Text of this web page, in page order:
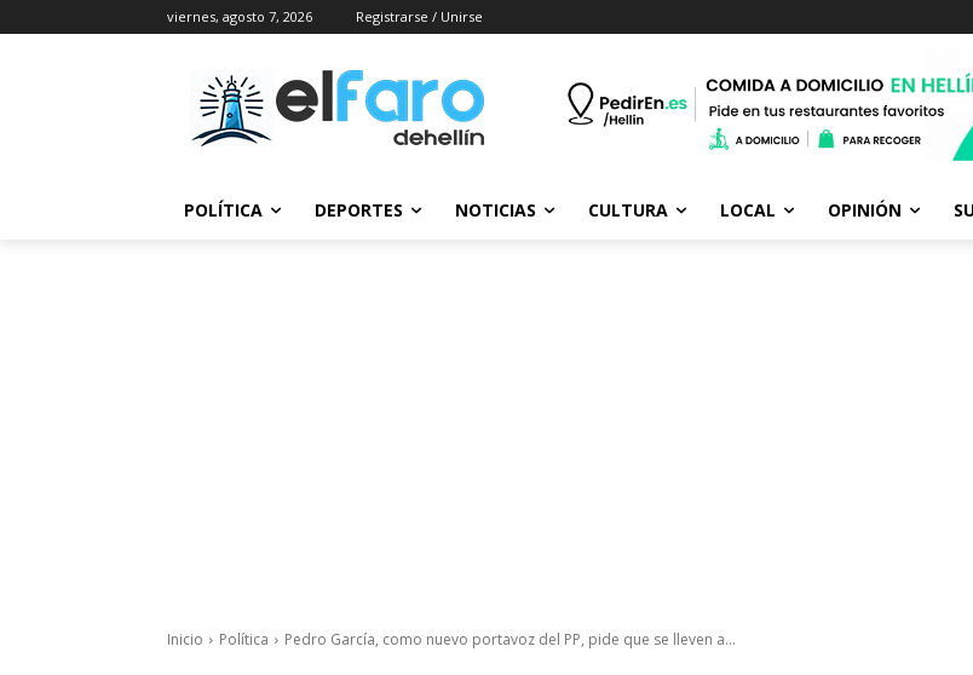
viernes, agosto 7, 2026 Registrarse / Unirse
POLÍTICA DEPORTES NOTICIAS CULTURA LOCAL OPINIÓN
Inicio Política Pedro García, como nuevo portavoz del PP, pide que se lleven a...